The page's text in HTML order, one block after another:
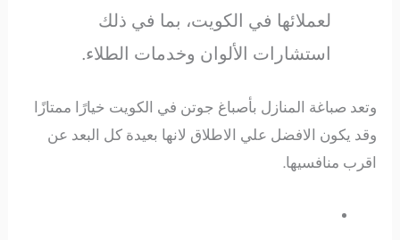
لعملائها في الكويت، بما في ذلك
استشارات الألوان وخدمات الطلاء.
وتعد صباغة المنازل بأصباغ جوتن في الكويت خيارًا ممتازًا
وقد يكون الافضل علي الاطلاق لانها بعيدة كل البعد عن
اقرب منافسيها.